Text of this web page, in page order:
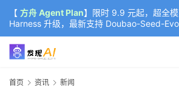
【 方舟 Agent Plan】限时 9.9 元起，超全
Harness 升级，最新支持 Doubao-Seed-
K3（部分）、GLM-5.2
首页 资讯 新闻